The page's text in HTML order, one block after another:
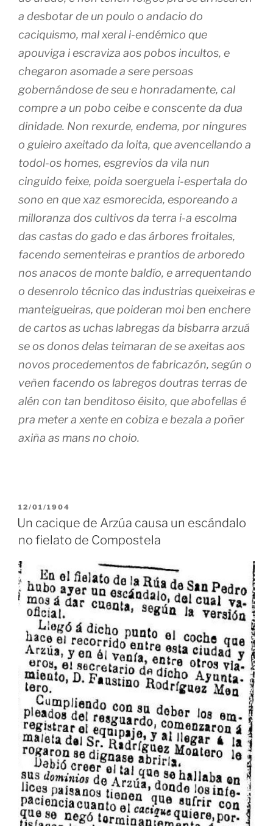
a desbotar de un poulo o andacio do
caciquismo, mal xeral i-endémico que
apouviga i escraviza aos pobos incultos, e
chegaron asomade a sere persoas
gobernándose de seu e honradamente, cal
compre a un pobo ceibe e conscente da dua
dinidade. Non rexurde, endema, por ningures
o guieiro axeitado da loita, que avencellando a
todol-os homes, esgrevios da vila nun
cinguido feixe, poida soerguela i-espertala do
sono en que xaz esmorecida, esporeando a
milloranza dos cultivos da terra i-a escolma
das castas do gado e das árbores froitales,
facendo sementeiras e prantios de arboredo
nos anacos de monte baldío, e arrequentando
o desenrolo técnico das industrias queixeiras e
manteigueiras, que poideran moi ben enchere
de cartos as uchas labregas da bisbarra arzuá
se os donos delas teimaran de se axeitas aos
novos procedementos de fabricazón, según o
veñen facendo os labregos doutras terras de
alén con tan benditoso éisito, que abofellas é
pra meter a xente en cobiza e bezala a poñer
axiña as mans no choio.
PUBLICADO
EN
12/01/1904
Un cacique de Arzúa causa un escándalo
no fielato de Compostela